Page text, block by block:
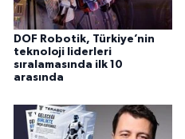
DOF Robotik, Türkiye’nin
teknoloji liderleri
sıralamasında ilk 10
arasında